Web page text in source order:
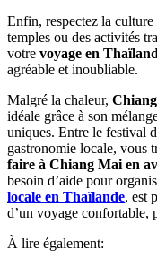
Enfin, respectez la
temples ou des activités
votre voyage en
agréable et inoubliable.
Malgré la chaleur,
idéale grâce à son
uniques. Entre le festival
gastronomie locale, vous
faire à Chiang Mai en
besoin d’aide pour
locale en Thaïlande, est
d’un voyage confortable,
À lire également: